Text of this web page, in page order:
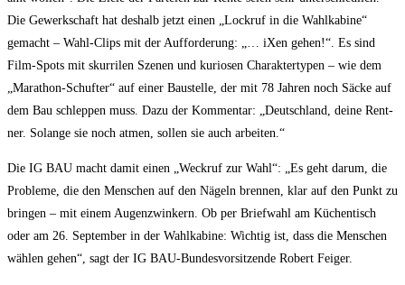
Die Gewerk­schaft hat des­halb jetzt einen „Lock­ruf in die Wahl­ka­bi­ne“
gemacht – Wahl-Clips mit der Auf­for­de­rung: „… iXen gehen!“. Es sind
Film-Spots mit skur­ri­len Sze­nen und kurio­sen Cha­rak­ter­ty­pen – wie dem
„Mara­thon-Schuf­ter“ auf einer Bau­stel­le, der mit 78 Jah­ren noch Säcke auf
dem Bau schlep­pen muss. Dazu der Kom­men­tar: „Deutsch­land, dei­ne Rent­
ner. Solan­ge sie noch atmen, sol­len sie auch arbeiten.“
Die IG BAU macht damit einen „Weck­ruf zur Wahl“: „Es geht dar­um, die
Pro­ble­me, die den Men­schen auf den Nägeln bren­nen, klar auf den Punkt zu
brin­gen – mit einem Augen­zwin­kern. Ob per Brief­wahl am Küchen­tisch
oder am 26. Sep­tem­ber in der Wahl­ka­bi­ne: Wich­tig ist, dass die Men­schen
wäh­len gehen“, sagt der IG BAU-Bun­des­vor­sit­zen­de Robert Feiger.